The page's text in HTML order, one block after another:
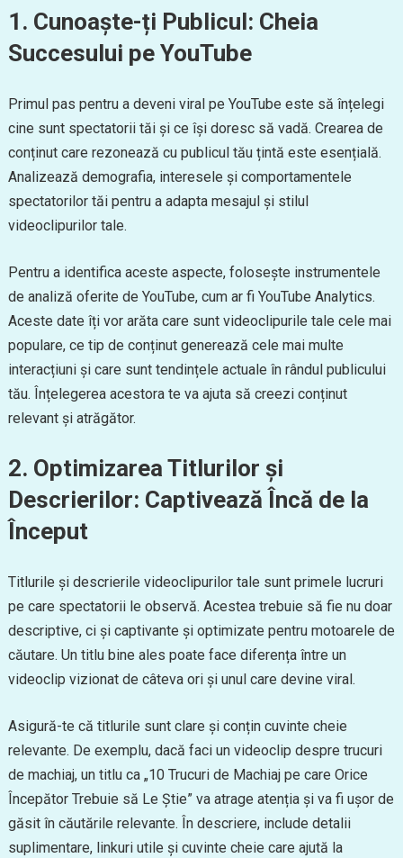
1. Cunoaște-ți Publicul: Cheia
Succesului pe YouTube
Primul pas pentru a deveni viral pe YouTube este să înțelegi
cine sunt spectatorii tăi și ce își doresc să vadă. Crearea de
conținut care rezonează cu publicul tău țintă este esențială.
Analizează demografia, interesele și comportamentele
spectatorilor tăi pentru a adapta mesajul și stilul
videoclipurilor tale.
Pentru a identifica aceste aspecte, folosește instrumentele
de analiză oferite de YouTube, cum ar fi YouTube Analytics.
Aceste date îți vor arăta care sunt videoclipurile tale cele mai
populare, ce tip de conținut generează cele mai multe
interacțiuni și care sunt tendințele actuale în rândul publicului
tău. Înțelegerea acestora te va ajuta să creezi conținut
relevant și atrăgător.
2. Optimizarea Titlurilor și
Descrierilor: Captivează Încă de la
Început
Titlurile și descrierile videoclipurilor tale sunt primele lucruri
pe care spectatorii le observă. Acestea trebuie să fie nu doar
descriptive, ci și captivante și optimizate pentru motoarele de
căutare. Un titlu bine ales poate face diferența între un
videoclip vizionat de câteva ori și unul care devine viral.
Asigură-te că titlurile sunt clare și conțin cuvinte cheie
relevante. De exemplu, dacă faci un videoclip despre trucuri
de machiaj, un titlu ca „10 Trucuri de Machiaj pe care Orice
Începător Trebuie să Le Știe” va atrage atenția și va fi ușor de
găsit în căutările relevante. În descriere, include detalii
suplimentare, linkuri utile și cuvinte cheie care ajută la